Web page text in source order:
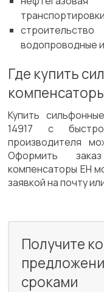
водопроводные
Где купить
Купить
14917 с
производителя
Оформить
компенсаторы ЕН
заявкой на почту
Получите
сроками